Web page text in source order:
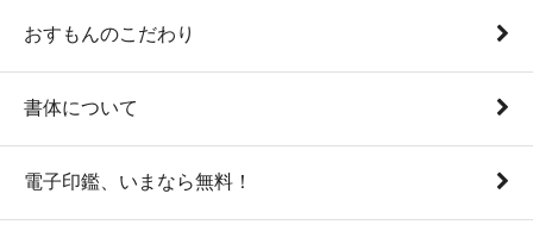
おすもんのこだわり
書体について
電子印鑑、いまなら無料！